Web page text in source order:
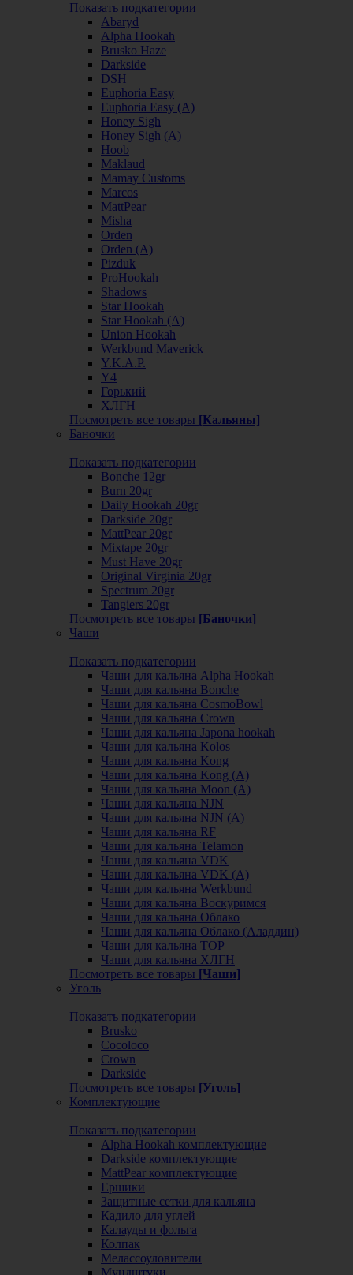
Показать подкатегории
Abaryd
Alpha Hookah
Brusko Haze
Darkside
DSH
Euphoria Easy
Euphoria Easy (А)
Honey Sigh
Honey Sigh (А)
Hoob
Maklaud
Mamay Customs
Marcos
MattPear
Misha
Orden
Orden (А)
Pizduk
ProHookah
Shadows
Star Hookah
Star Hookah (А)
Union Hookah
Werkbund Maverick
Y.K.A.P.
Y4
Горький
ХЛГН
Посмотреть все товары [Кальяны]
Баночки
Показать подкатегории
Bonche 12gr
Burn 20gr
Daily Hookah 20gr
Darkside 20gr
MattPear 20gr
Mixtape 20gr
Must Have 20gr
Original Virginia 20gr
Spectrum 20gr
Tangiers 20gr
Посмотреть все товары [Баночки]
Чаши
Показать подкатегории
Чаши для кальяна Alpha Hookah
Чаши для кальяна Bonche
Чаши для кальяна CosmoBowl
Чаши для кальяна Crown
Чаши для кальяна Japona hookah
Чаши для кальяна Kolos
Чаши для кальяна Kong
Чаши для кальяна Kong (A)
Чаши для кальяна Moon (А)
Чаши для кальяна NJN
Чаши для кальяна NJN (А)
Чаши для кальяна RF
Чаши для кальяна Telamon
Чаши для кальяна VDK
Чаши для кальяна VDK (А)
Чаши для кальяна Werkbund
Чаши для кальяна Воскуримся
Чаши для кальяна Облако
Чаши для кальяна Облако (Аладдин)
Чаши для кальяна ТОР
Чаши для кальяна ХЛГН
Посмотреть все товары [Чаши]
Уголь
Показать подкатегории
Brusko
Cocoloco
Crown
Darkside
Посмотреть все товары [Уголь]
Комплектующие
Показать подкатегории
Alpha Hookah комплектующие
Darkside комплектующие
MattPear комплектующие
Ершики
Защитные сетки для кальяна
Кадило для углей
Калауды и фольга
Колпак
Мелассоуловители
Мундштуки